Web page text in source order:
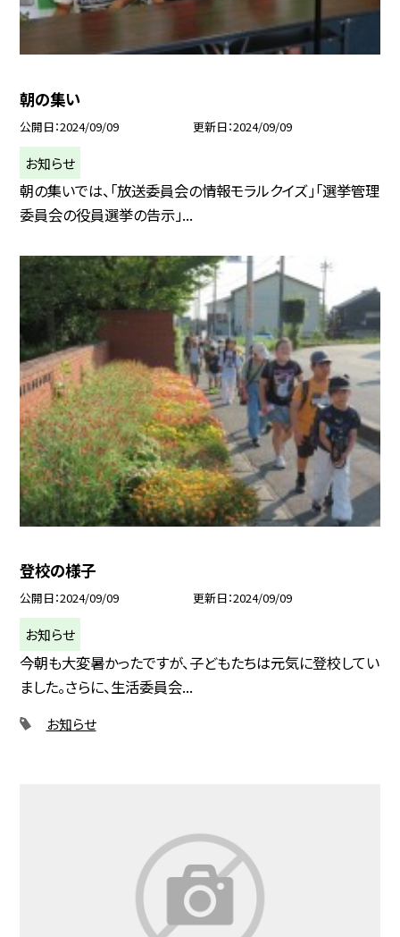
朝の集い
公開日 2024/09/09 更新日 2024/09/09
お知らせ
朝の集いでは、「放送委員会の情報モラルクイズ」「選挙管理
委員会の役員選挙の告示」...
登校の様子
公開日 2024/09/09 更新日 2024/09/09
お知らせ
今朝も大変暑かったですが、子どもたちは元気に登校してい
ました。さらに、生活委員会...
お知らせ